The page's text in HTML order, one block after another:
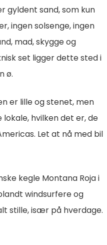
gyldent sand, som kun
ingen solsenge, ingen
mad, skygge og
set ligger dette sted i
ø.
er lille og stenet, men
hvilken det er, de
Let at nå med bil
kegle Montana Roja i
windsurfere og
stille, især på hverdage.